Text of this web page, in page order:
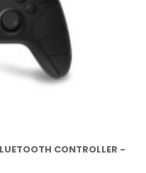
CONTROLLER -